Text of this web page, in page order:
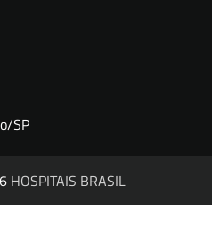
SP
HOSPITAIS BRASIL